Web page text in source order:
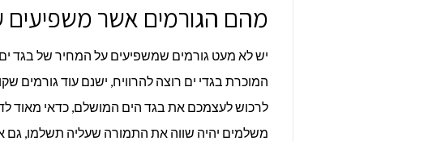
מהם הגורמים אשר משפיעים
יש לא מעט גורמים שמשפיעים על המחיר של בגד
המוכרת בגדי ים רוצה להרוויח, ישנם עוד גורמים
לרכוש לעצמכם את בגד הים המושלם, כדאי
משלמים יהיה שווה את התמורה שעליה תשלמו,